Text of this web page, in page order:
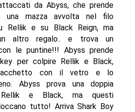
da Abyss, che prende
una mazza avvolta nel filo
Rellik e su Black Reign, ma
altro regalo.. e trova un
le puntine!!! Abyss prende
per colpire Rellik e Black,
con il vetro e lo
Abyss prova una doppia
e Black, ma questi
tutto! Arriva Shark Boy